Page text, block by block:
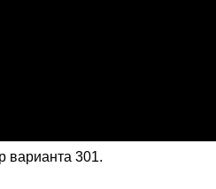
варианта 301.